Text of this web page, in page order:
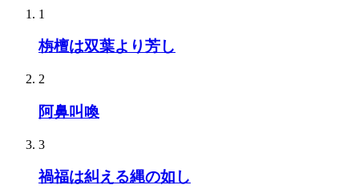
1
栴檀は双葉より芳し
2
阿鼻叫喚
3
禍福は糾える縄の如し